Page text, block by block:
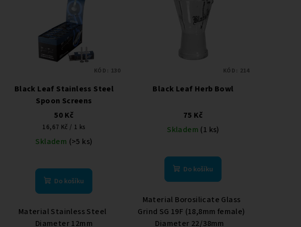
Black Leaf Stainless Steel
Spoon Screens
50 Kč
Měrná
cena:
16,67 Kč / 1 ks
Skladem (>5 ks)
Do košíku
Material Stainless Steel
Diameter 12mm
KÓD: 130
Black Leaf Herb Bowl
75 Kč
Skladem (1 ks)
Do košíku
Material Borosilicate Glass
Grind SG 19F (18,8mm female)
Diameter 22/38mm
KÓD: 214